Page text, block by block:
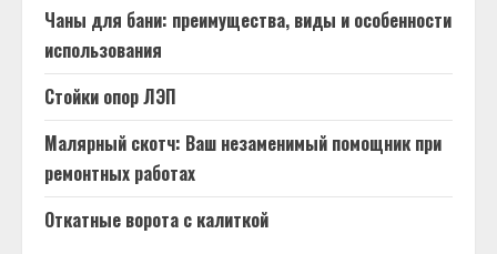
Чаны для бани: преимущества, виды и особенности
использования
Стойки опор ЛЭП
Малярный скотч: Ваш незаменимый помощник при
ремонтных работах
Откатные ворота с калиткой